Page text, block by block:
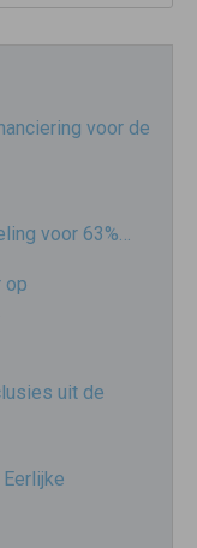
voor de
voor 63%…
op
uit de